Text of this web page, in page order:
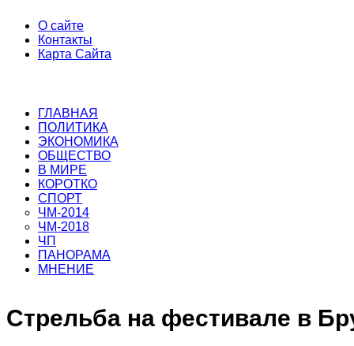
О сайте
Контакты
Карта Сайта
ГЛАВНАЯ
ПОЛИТИКА
ЭКОНОМИКА
ОБЩЕСТВО
В МИРЕ
КОРОТКО
СПОРТ
ЧМ-2014
ЧМ-2018
ЧП
ПАНОРАМА
МНЕНИЕ
Стрельба на фестивале в